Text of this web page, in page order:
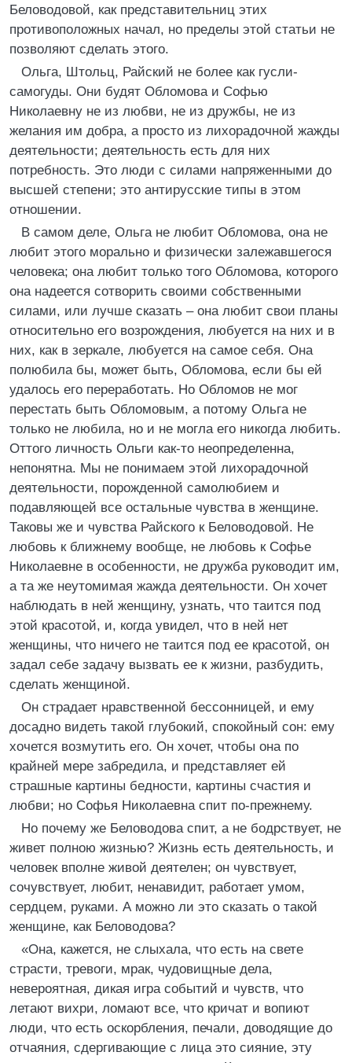
Беловодовой, как представительниц этих
противоположных начал, но пределы этой статьи не
позволяют сделать этого.
Ольга, Штольц, Райский не более как гусли-
самогуды. Они будят Обломова и Софью
Николаевну не из любви, не из дружбы, не из
желания им добра, а просто из лихорадочной жажды
деятельности; деятельность есть для них
потребность. Это люди с силами напряженными до
высшей степени; это антирусские типы в этом
отношении.
В самом деле, Ольга не любит Обломова, она не
любит этого морально и физически залежавшегося
человека; она любит только того Обломова, которого
она надеется сотворить своими собственными
силами, или лучше сказать – она любит свои планы
относительно его возрождения, любуется на них и в
них, как в зеркале, любуется на самое себя. Она
полюбила бы, может быть, Обломова, если бы ей
удалось его переработать. Но Обломов не мог
перестать быть Обломовым, а потому Ольга не
только не любила, но и не могла его никогда любить.
Оттого личность Ольги как-то неопределенна,
непонятна. Мы не понимаем этой лихорадочной
деятельности, порожденной самолюбием и
подавляющей все остальные чувства в женщине.
Таковы же и чувства Райского к Беловодовой. Не
любовь к ближнему вообще, не любовь к Софье
Николаевне в особенности, не дружба руководит им,
а та же неутомимая жажда деятельности. Он хочет
наблюдать в ней женщину, узнать, что таится под
этой красотой, и, когда увидел, что в ней нет
женщины, что ничего не таится под ее красотой, он
задал себе задачу вызвать ее к жизни, разбудить,
сделать женщиной.
Он страдает нравственной бессонницей, и ему
досадно видеть такой глубокий, спокойный сон: ему
хочется возмутить его. Он хочет, чтобы она по
крайней мере забредила, и представляет ей
страшные картины бедности, картины счастия и
любви; но Софья Николаевна спит по-прежнему.
Но почему же Беловодова спит, а не бодрствует, не
живет полною жизнью? Жизнь есть деятельность, и
человек вполне живой деятелен; он чувствует,
сочувствует, любит, ненавидит, работает умом,
сердцем, руками. А можно ли это сказать о такой
женщине, как Беловодова?
«Она, кажется, не слыхала, что есть на свете
страсти, тревоги, мрак, чудовищные дела,
невероятная, дикая игра событий и чувств, что
летают вихри, ломают все, что кричат и вопиют
люди, что есть оскорбления, печали, доводящие до
отчаяния, сдергивающие с лица это сияние, эту